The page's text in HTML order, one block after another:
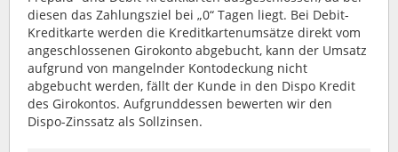
diesen das Zahlungsziel bei „0“ Tagen liegt. Bei Debit-
Kreditkarte werden die Kreditkartenumsätze direkt vom
angeschlossenen Girokonto abgebucht, kann der Umsatz
aufgrund von mangelnder Kontodeckung nicht
abgebucht werden, fällt der Kunde in den Dispo Kredit
des Girokontos. Aufgrunddessen bewerten wir den
Dispo-Zinssatz als Sollzinsen.